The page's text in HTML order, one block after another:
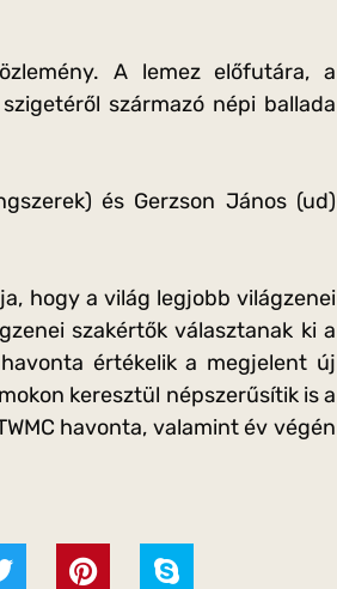
A lemez előfutára, a
származó népi ballada
és Gerzson János (ud)
hogy a világ legjobb világzenei
szakértők választanak ki a
értékelik a megjelent új
keresztül népszerűsítik is a
havonta, valamint év végén